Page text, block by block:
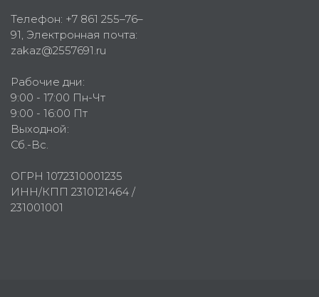
Телефон: +7 861 255–76–
91, Электронная почта:
zakaz@2557691.ru
Рабочие дни:
9:00 - 17:00 Пн-Чт
9:00 - 16:00 Пт
Выходной:
Сб.-Вс.
ОГРН 1072310001235
ИНН/КПП 2310121464 /
231001001